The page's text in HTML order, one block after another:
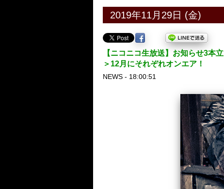
2019年11月29日 (金)
【ニコニコ生放送】お知らせ3本
＞12月にそれぞれオンエア！
NEWS - 18:00:51